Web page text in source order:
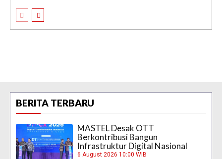
BERITA TERBARU
MASTEL Desak OTT
Berkontribusi Bangun
Infrastruktur Digital Nasional
6 August 2026 10:00 WIB